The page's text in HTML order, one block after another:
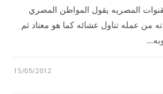
المصريه يقول المواطن المصري
عودته من عمله تناول عشائه كما هو معتاد ثم
15/05/2012